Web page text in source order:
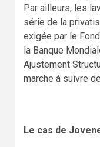
Par ailleurs, les
série de la
exigée par le
la Banque
Ajustement
marche à suivre
Le cas de